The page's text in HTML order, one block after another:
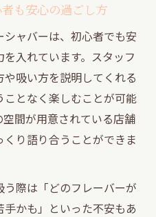
も安心のサポート体制
裏道の隠れ家が最適
シャ好きが語り合う理
道で安心して楽しめる
利用にも最適な空間作
も安心の過ごし方
ャバーは、初心者でも安
入れています。スタッフ
吸い方を説明してくれる
となく楽しむことが可能
間が用意されている店舗
り語り合うことができま
際は「どのフレーバーが
かも」といった不安もあ